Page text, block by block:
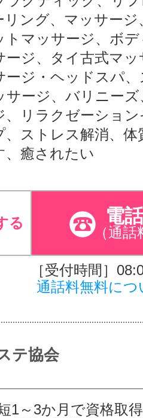
リング、マッサー
トマッサージ、ボ
ージ、タイ古式マ
ージ・ヘッドスパ
サージ、バリニー
、リラクゼーショ
、ストレス解消、体
、癒されたい
る 電
（通話
［受付時間］
通話料無料につ
テ協会
1～3か月で資格取